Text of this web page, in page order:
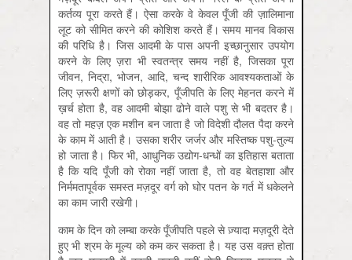
कर्तव्य पूरा करते हैं। ऐसा करके वे केवल पूँजी की ज़ालिमाना
लूट को सीमित करने की कोशिश करते हैं। समय मानव विकास
की परिधि है। जिस आदमी के पास अपनी इच्छानुसार उपयोग
करने के लिए ज़रा भी स्वतन्त्र समय नहीं है, जिसका पूरा
जीवन, निद्रा, भोजन, आदि, चन्द शारीरिक आवश्यकताओं के
लिए ज़रूरी क्षणों को छोड़कर, पूँजीपति के लिए मेहनत करने में
ख़र्च होता है, वह आदमी बोझा ढोने वाले पशु से भी बदतर है।
वह तो महज़ एक मशीन बन जाता है जो विदेशी दौलत पैदा करने
के काम में आती है। उसका शरीर जर्जर और मस्तिष्क पशु-तुल्य
हो जाता है। फिर भी, आधुनिक उद्योग-धन्धों का इतिहास बताता
है कि यदि पूँजी को रोका नहीं जाता है, तो वह बेतहाशा और
निर्ममतापूर्वक समस्त मज़दूर वर्ग को घोर पतन के गर्त में धकेलने
का काम जारी रखेगी।
काम के दिन को लम्बा करके पूँजीपति पहले से ज़्यादा मज़दूरी देते
हुए भी श्रम के मूल्य को कम कर सकता है। यह उस वक़्त होता